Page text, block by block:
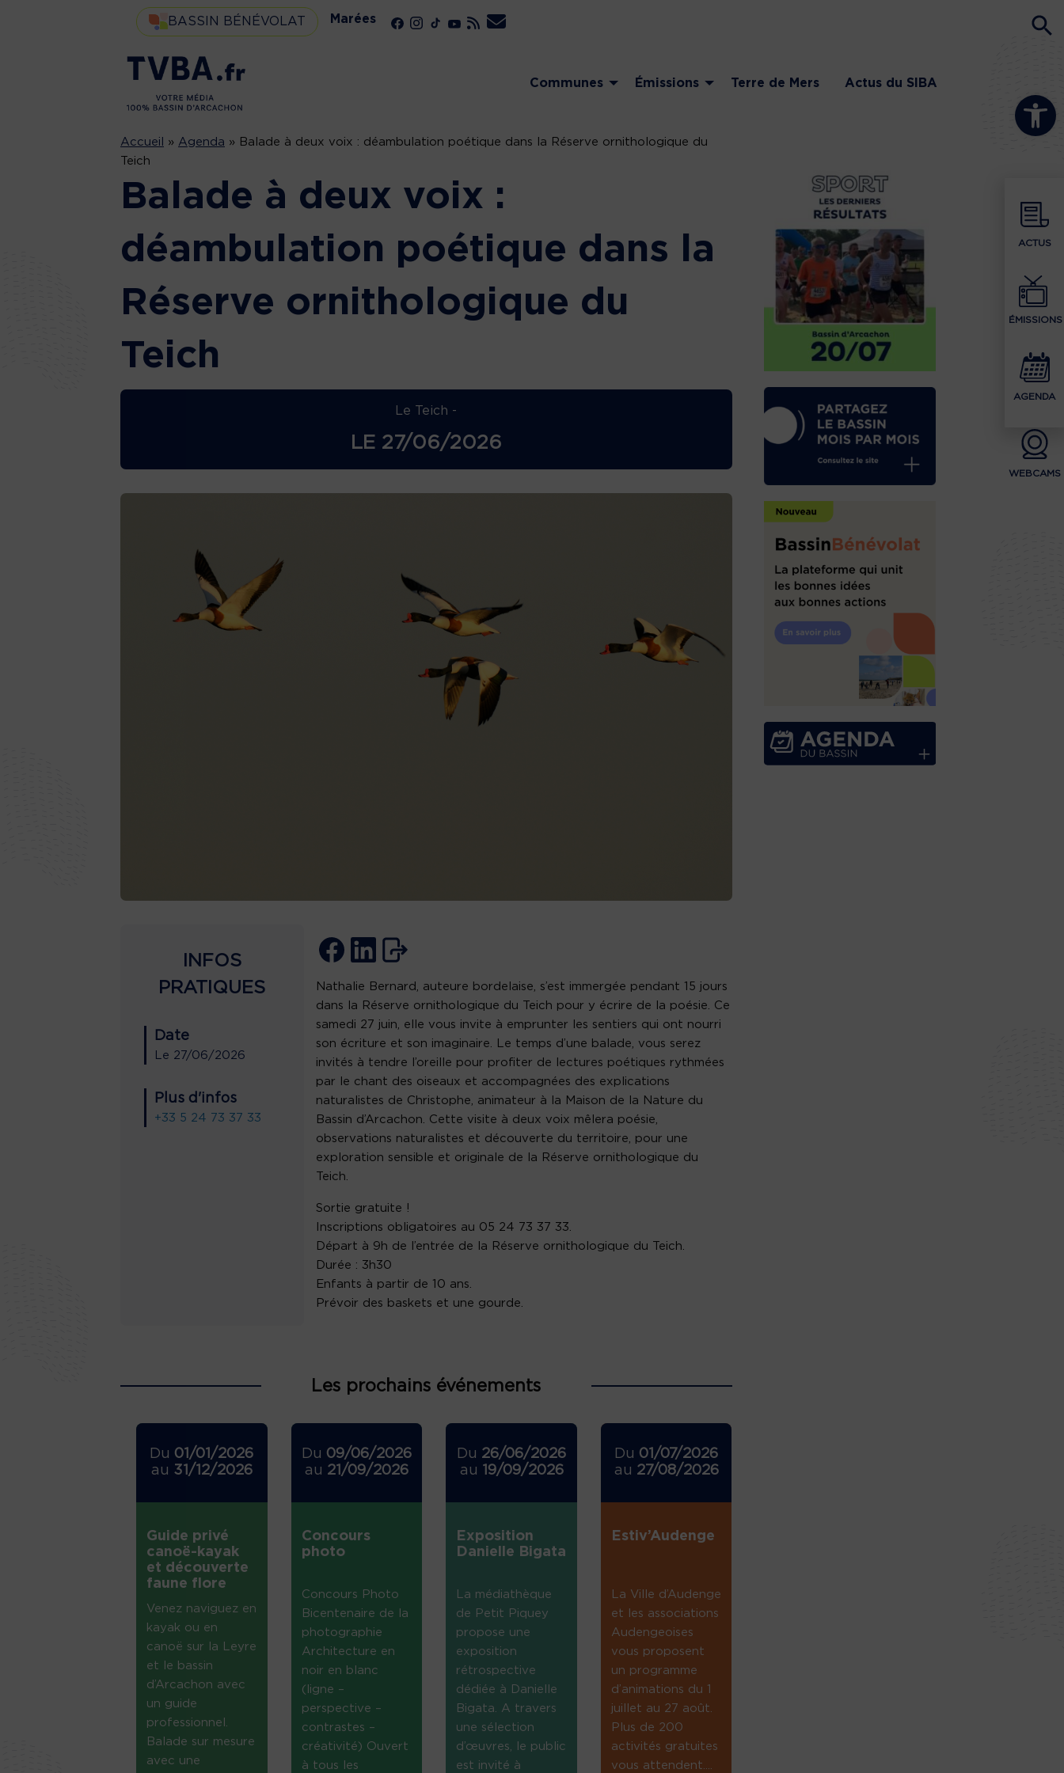
Ouvrir la
ACTUS
ÉMISSIONS
AGENDA
WEBCAMS
BASSIN BÉNÉVOLAT Marées
Communes Émissions Terre de Mers Actus du SIBA
Accueil » Agenda » Balade à deux voix : déambulation poétique dans la Réserve ornithologique du
Teich
Balade à deux voix :
déambulation poétique dans la
Réserve ornithologique du
Teich
Le Teich -
LE 27/06/2026
INFOS
PRATIQUES
Date
Le 27/06/2026
Plus d'infos
+33 5 24 73 37 33
Nathalie Bernard, auteure bordelaise, s’est immergée pendant 15 jours
dans la Réserve ornithologique du Teich pour y écrire de la poésie. Ce
samedi 27 juin, elle vous invite à emprunter les sentiers qui ont nourri
son écriture et son imaginaire. Le temps d’une balade, vous serez
invités à tendre l’oreille pour profiter de lectures poétiques rythmées
par le chant des oiseaux et accompagnées des explications
naturalistes de Christophe, animateur à la Maison de la Nature du
Bassin d’Arcachon. Cette visite à deux voix mêlera poésie,
observations naturalistes et découverte du territoire, pour une
exploration sensible et originale de la Réserve ornithologique du
Teich.
Sortie gratuite !
Inscriptions obligatoires au 05 24 73 37 33.
Départ à 9h de l’entrée de la Réserve ornithologique du Teich.
Durée : 3h30
Enfants à partir de 10 ans.
Prévoir des baskets et une gourde.
Les prochains événements
Du 01/01/2026
au 31/12/2026
Guide privé
canoë-kayak
et découverte
faune flore
Venez naviguez en
kayak ou en
canoë sur la Leyre
et le bassin
d’Arcachon avec
un guide
professionnel.
Balade sur mesure
avec une
Du 09/06/2026
au 21/09/2026
Concours
photo
Concours Photo
Bicentenaire de la
photographie
Architecture en
noir en blanc
(ligne –
perspective –
contrastes –
créativité) Ouvert
à tous les
Du 26/06/2026
au 19/09/2026
Exposition
Danielle Bigata
La médiathèque
de Petit Piquey
propose une
exposition
rétrospective
dédiée à Danielle
Bigata. A travers
une sélection
d’œuvres, le public
est invité à
Du 01/07/2026
au 27/08/2026
Estiv’Audenge
La Ville d’Audenge
et les associations
Audengeoises
vous proposent
un programme
d’animations du 1
juillet au 27 août.
Plus de 200
activités gratuites
vous attendent....